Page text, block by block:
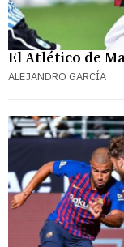
El Atlético de
ALEJANDRO GARCÍA